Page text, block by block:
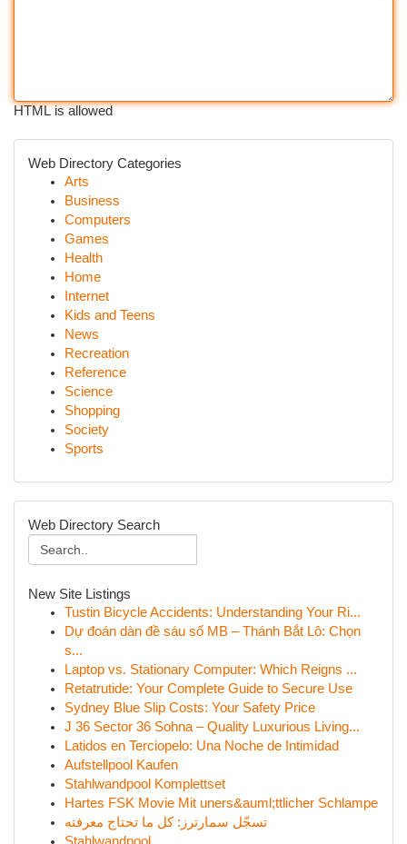
HTML is allowed
Web Directory Categories
Arts
Business
Computers
Games
Health
Home
Internet
Kids and Teens
News
Recreation
Reference
Science
Shopping
Society
Sports
Web Directory Search
New Site Listings
Tustin Bicycle Accidents: Understanding Your Ri...
Dự đoán dàn đề sáu số MB – Thánh Bắt Lô: Chọn
s...
Laptop vs. Stationary Computer: Which Reigns ...
Retatrutide: Your Complete Guide to Secure Use
Sydney Blue Slip Costs: Your Safety Price
J 36 Sector 36 Sohna – Quality Luxurious Living...
Latidos en Terciopelo: Una Noche de Intimidad
Aufstellpool Kaufen
Stahlwandpool Komplettset
Hartes FSK Movie Mit uners&auml;ttlicher Schlampe
تسجّل سمارترز: كل ما تحتاج معرفته